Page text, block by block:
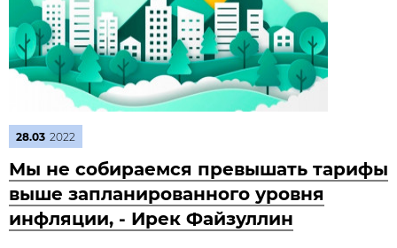
28.03 2022
Мы не собираемся превышать тарифы
выше запланированного уровня
инфляции, - Ирек Файзуллин